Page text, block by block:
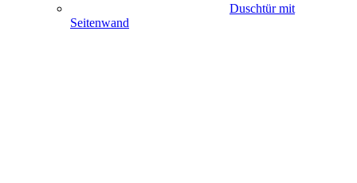
Duschtür mit
Seitenwand